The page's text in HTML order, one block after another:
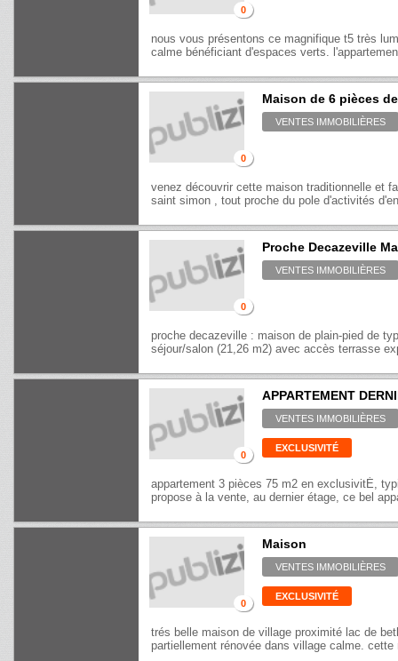
0
nous vous présentons ce magnifique t5 très
calme bénéficiant d'espaces verts.
0
Maison de 6 pièces
VENTES IMMOBILIÈRES
venez découvrir cette maison traditionnelle et
saint simon , tout proche du pole d'activités
0
Proche Decazeville
VENTES IMMOBILIÈRES
proche decazeville : maison de plain-pied de
séjour/salon (21,26 m2) avec accès terrasse
0
APPARTEMENT
VENTES IMMOBILIÈRES
EXCLUSIVITÉ
appartement 3 pièces 75 m2 en exclusivitÉ,
propose à la vente, au dernier étage, ce bel
0
Maison
VENTES IMMOBILIÈRES
EXCLUSIVITÉ
trés belle maison de village proximité lac de
partiellement rénovée dans village calme.